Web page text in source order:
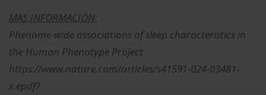
MAS INFORMACIÓN:
Phenome-wide associations of sleep characteristics in
the Human Phenotype Project
https://www.nature.com/articles/s41591-024-03481-
x.epdf?